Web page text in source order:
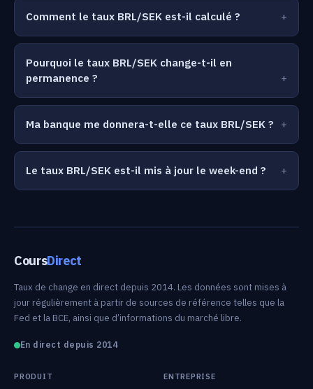
Comment le taux BRL/SEK est-il calculé ?
Pourquoi le taux BRL/SEK change-t-il en
permanence ?
Ma banque me donnera-t-elle ce taux BRL/SEK ?
Le taux BRL/SEK est-il mis à jour le week-end ?
CoursDirect
Taux de change en direct depuis 2014. Les données sont mises à
jour régulièrement à partir de sources de référence telles que la
Fed et la BCE, ainsi que d’informations du marché libre.
En direct depuis 2014
PRODUIT ENTREPRISE